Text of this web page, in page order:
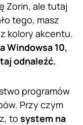
Zorin, ale tutaj
tego, masz
kolory akcentu.
Windowsa 10,
odnaleźć.
programów
Przy czym
to system na